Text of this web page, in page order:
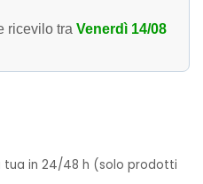
ricevilo tra Venerdì 14/08
tua in 24/48 h (solo prodotti